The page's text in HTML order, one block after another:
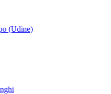
(Udine)